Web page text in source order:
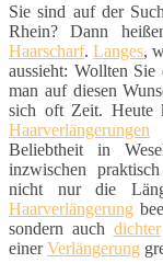
Sie sind auf der
Rhein? Dann
Haarscharf.Langes,
aussieht: Wollten Sie
man auf diesen
sich oft Zeit. Heute
Haarverlängerungen
Beliebtheit in
inzwischen
nicht nur die
Haarverlängerung
sondern auch dichter
einerVerlängerung